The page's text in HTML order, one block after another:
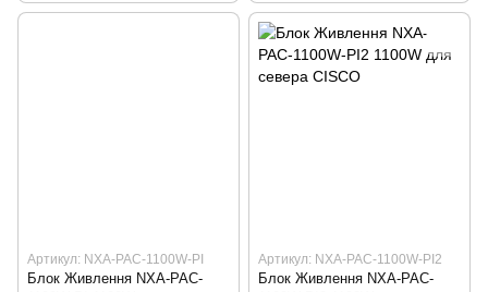
Артикул: NXA-PAC-1100W-PI
Блок Живлення NXA-PAC-
Артикул: NXA-PAC-1100W-PI2
Блок Живлення NXA-PAC-